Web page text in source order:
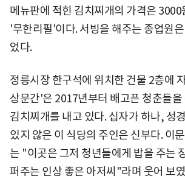
메뉴판에 적힌 김치찌개의 가격은 3000
'무한리필'이다. 서빙을 해주는 종업원
었다.
정릉시장 한구석에 위치한 건물 2층에
상문간'은 2017년부터 배고픈 청춘들을
김치찌개를 내고 있다. 십자가 하나, 성
있지 않은 이 식당의 주인은 신부다. 이
는 "이곳은 그저 청년들에게 밥을 주는
퍼주는 인상 좋은 아저씨"라며 웃어 보